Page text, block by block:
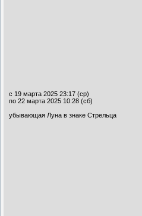
с 19 марта 2025 23:17 (ср)
по 22 марта 2025 10:28 (сб)
убывающая Луна в знаке Стрельца